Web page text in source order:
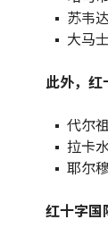
苏韦
大马
此外，红
代尔
拉卡
耶尔
红十字国